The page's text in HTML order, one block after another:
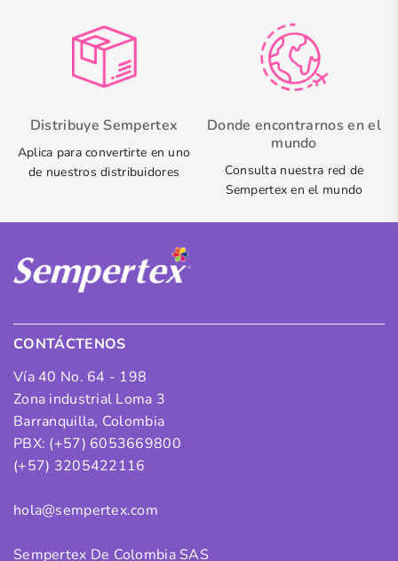
Distribuye Sempertex
Aplica para convertirte en uno
de nuestros distribuidores
Donde encontrarnos en el
mundo
Consulta nuestra red de
Sempertex en el mundo
CONTÁCTENOS
Vía 40 No. 64 - 198
Zona industrial Loma 3
Barranquilla, Colombia
PBX: (+57) 6053669800
(+57) 3205422116
hola@sempertex.com
Sempertex De Colombia SAS